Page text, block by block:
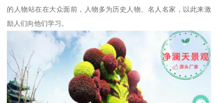
的人物站在在大众面前，人物多为历史人物、名人名家，以此来激
励人们向他们学习。